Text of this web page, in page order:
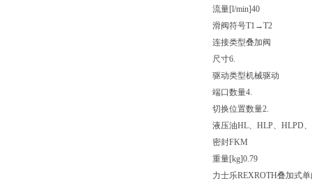
流量[l/min]40
滑阀符号T1→T2
连接类型叠加阀
尺寸6.
驱动类型机械驱动
端口数量4.
切换位置数量2.
液压油HL、HLP、HLPD
密封FKM
重量[kg]0.79
力士乐REXROTH叠加式